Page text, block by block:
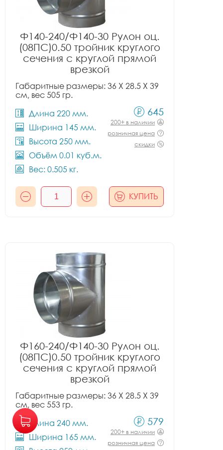
Ф140-240/Ф140-30 Рулон оц.
(08ПС)0.50 тройник круглого
сечения с круглой прямой
врезкой
Габаритные размеры: 36 X 28.5 X 39
см, вес 505 гр.
Длина 220 мм.
Ширина 145 мм.
Высота 250 мм.
Объём 0.01 куб.м.
Вес: 0.505 кг.
645
200+ в наличии
розничная цена
скидки
КУПИТЬ
Ф160-240/Ф140-30 Рулон оц.
(08ПС)0.50 тройник круглого
сечения с круглой прямой
врезкой
Габаритные размеры: 36 X 28.5 X 39
см, вес 553 гр.
Длина 240 мм.
Ширина 165 мм.
579
200+ в наличии
розничная цена